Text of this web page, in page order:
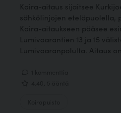
Koira-aitaus sijaitsee
sähkölinjojen eteläpuolella,
Koira-aitaukseen pääsee
Lumivaarantien 13 ja 15
Lumivaaranpolulta. Aitaus